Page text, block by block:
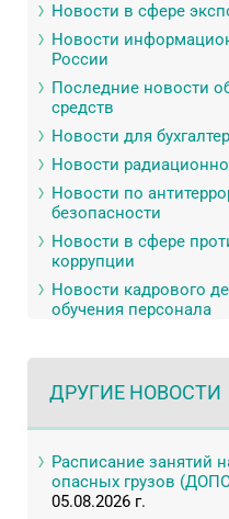
Новости в сфере
Новости
России
Последние новости
средств
Новости для
Новости
Новости по
безопасности
Новости в сфере
коррупции
Новости кадрового
обучения персонала
ДРУГИЕ НОВОСТИ
Расписание занятий
опасных грузов
05.08.2026 г.